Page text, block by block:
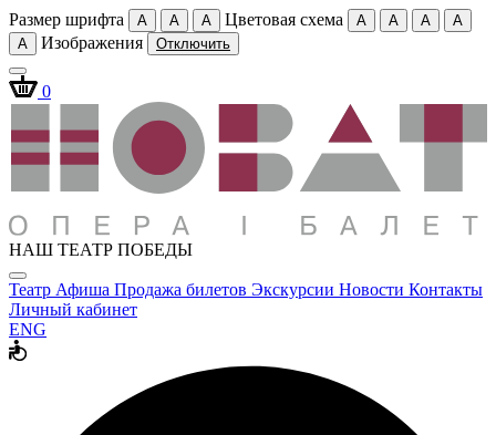
Размер шрифта A A A Цветовая схема A A A
A
A
Изображения Отключить
0
НАШ ТЕАТР ПОБЕДЫ
Театр Афиша Продажа билетов Экскурсии Новости Контакты
Личный кабинет
ENG